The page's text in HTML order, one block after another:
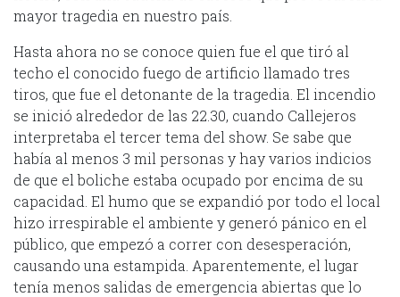
mayor tragedia en nuestro país.
Hasta ahora no se conoce quien fue el que tiró al
techo el conocido fuego de artificio llamado tres
tiros, que fue el detonante de la tragedia. El incendio
se inició alrededor de las 22.30, cuando Callejeros
interpretaba el tercer tema del show. Se sabe que
había al menos 3 mil personas y hay varios indicios
de que el boliche estaba ocupado por encima de su
capacidad. El humo que se expandió por todo el local
hizo irrespirable el ambiente y generó pánico en el
público, que empezó a correr con desesperación,
causando una estampida. Aparentemente, el lugar
tenía menos salidas de emergencia abiertas que lo